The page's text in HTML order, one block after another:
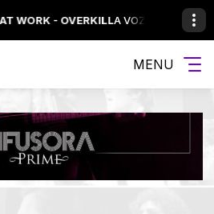
- OVERKILLA VOZ DO BRASIL das
MENU